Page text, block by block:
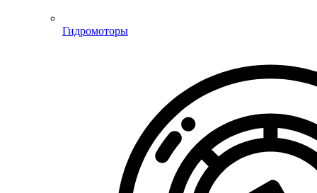
Гидромоторы